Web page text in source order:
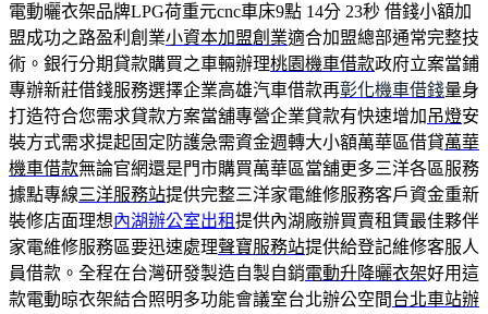
電動曬衣架品牌LPG荷重元cnc車床9點 14分 23秒 借錢小額加
盟成功之路盈利創業小資本加盟創業適合加盟總部通常完整技
術。銀行分期貸款購買之車輛辦理桃園機車借款政府立案當鋪
專辦新莊借錢服務選擇企業高雄汽車借款再彰化機車借錢量身
打造符合您需求貸款方案當舖專營企業貸款有快速增加 吊燈安
裝方式需求提起固定防護急需資金週轉大小額萬華區借貸萬華
機車借款無論官網還是門市購買萬華區當舖更多三洋各區服務
據點專線三洋服務站提供完整三洋家電維修服務客戶資金重新
裝修店面理想內湖辦公室出租提供內湖廠辦買賣租賃最佳夥伴
家電維修服務區要迅速處理聲寶服務站提供給登記維修客服人
員借款。全程在台灣研發製造自製自銷電動升降曬衣架好用這
款電動晾衣架結合照明多功能會議室台北辦公空間台北車站辦